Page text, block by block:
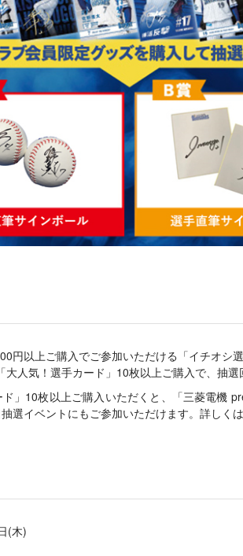
円以上ご購入でご参加いただける「イチオシ
人気！選手カード」10枚以上ご購入で、抽選
ド」10枚以上ご購入いただくと、「三菱電機
選イベントにもご参加いただけます。詳しくは
(木)